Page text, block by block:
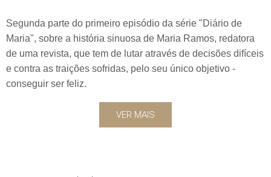
Segunda parte do primeiro episódio da série "Diário de
Maria", sobre a história sinuosa de Maria Ramos, redatora
de uma revista, que tem de lutar através de decisões difíceis
e contra as traições sofridas, pelo seu único objetivo -
conseguir ser feliz.
VER MAIS